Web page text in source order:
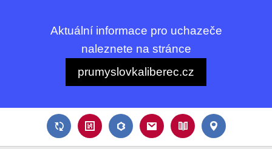
Aktuální informace pro uchazeče
naleznete na stránce
prumyslovkaliberec.cz